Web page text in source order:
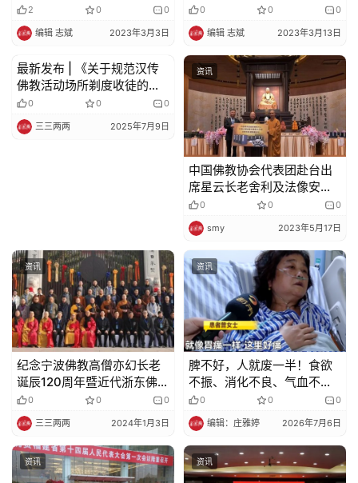
2 0 0
编辑 志斌 2023年3月3日
0 0 0
编辑 志斌 2023年3月13日
资讯
最新发布 | 《关于规范汉传
佛教活动场所剃度收徒的规
定》正式实施
0 0 0
三三两两 2025年7月9日
资讯
中国佛教协会代表团赴台出
席星云长老舍利及法像安座
典礼暨赞颂会活动
0 0 0
smy 2023年5月17日
资讯
纪念宁波佛教高僧亦幻长老
诞辰120周年暨近代浙东佛教
与佛教中国化学术研讨会在
宁波慈溪隆重举行
0 0 0
三三两两 2024年1月3日
资讯
脾不好，人就废一半！食欲
不振、消化不良、气血不
足，养好这里就够了！
0 0 0
编辑：庄雅婷 2026年7月6日
资讯 资讯